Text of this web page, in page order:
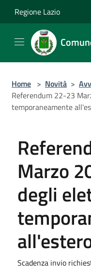
Regione Lazio
Home > Novità >
Referendum 22-23
temporaneamente
Marzo
degli
Scadenza invio